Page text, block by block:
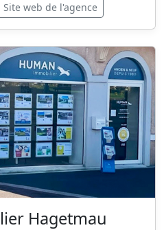
Site web de l'agence
Hagetmau